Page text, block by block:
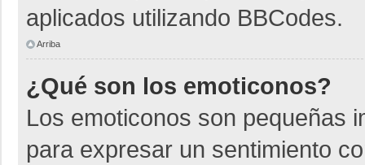
aplicados utilizando BBCodes.
Arriba
¿Qué son los emoticonos?
Los emoticonos son pequeñas
para expresar un sentimiento